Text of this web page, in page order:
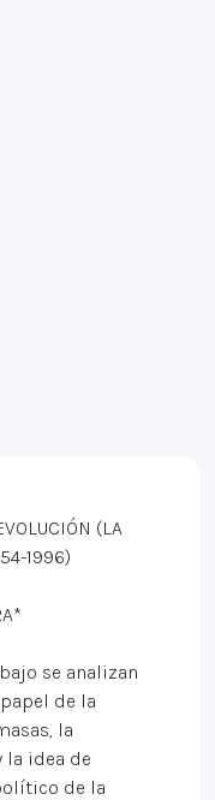
(LA
1996)
se analizan
de la
la
la idea de
de la